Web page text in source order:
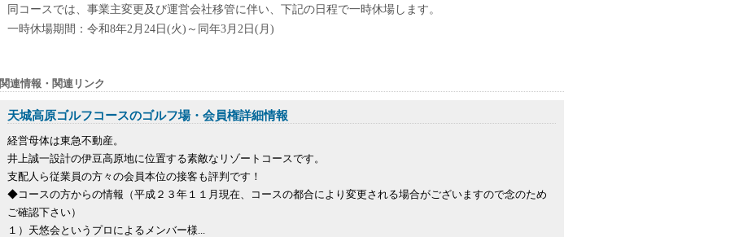
同コースでは、事業主変更及び運営会社移管に伴い、下記の日程で一時休場します。
一時休場期間：令和8年2月24日(火)～同年3月2日(月)
関連情報・関連リンク
天城高原ゴルフコースのゴルフ場・会員権詳細情報
経営母体は東急不動産。
井上誠一設計の伊豆高原地に位置する素敵なリゾートコースです。
支配人ら従業員の方々の会員本位の接客も評判です！
◆コースの方からの情報（平成２３年１１月現在、コースの都合により変更される場合がございますので念のため
ご確認下さい）
１）天悠会というプロによるメンバー様...